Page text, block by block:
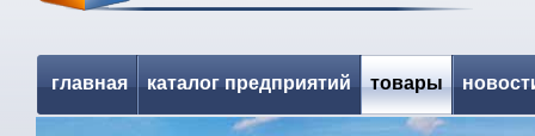
главная каталог предприятий товары